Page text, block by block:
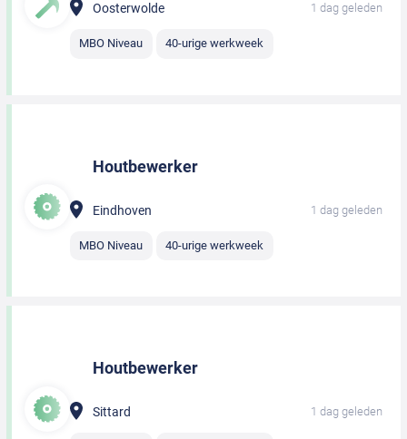
Oosterwolde 1 dag geleden
MBO Niveau 40-urige werkweek
Houtbewerker
Eindhoven 1 dag geleden
MBO Niveau 40-urige werkweek
Houtbewerker
Sittard 1 dag geleden